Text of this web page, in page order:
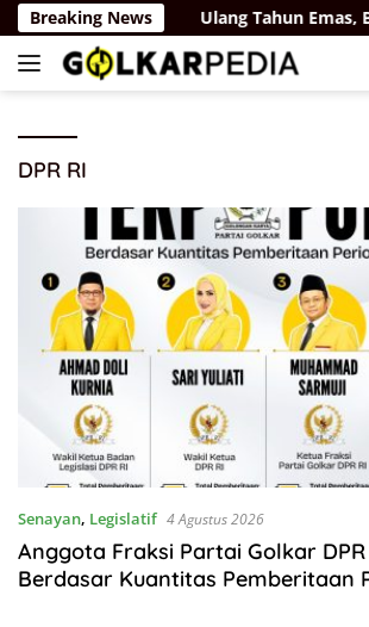
Langsung
ke
konten
Breaking News
Rus Ulang Tahun Emas,
DPR RI
Senayan, Legislatif 4 Agustus 2026
Anggota Fraksi Partai Golkar
Berdasar Kuantitas Pemberitaan